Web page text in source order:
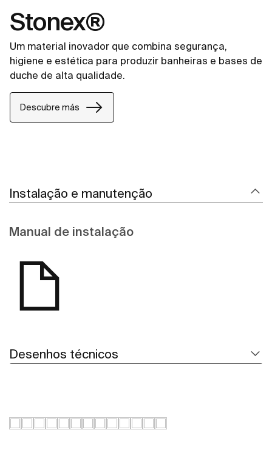
Stonex®
Um material inovador que combina segurança,
higiene e estética para produzir banheiras e bases de
duche de alta qualidade.
Descubre más
Instalação e manutenção
Manual de instalação
Desenhos técnicos